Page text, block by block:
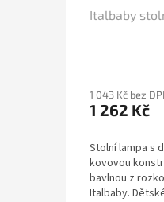
Italbaby
1 043 Kč bez
1 262 Kč
Stolní lampa s
kovovou
bavlnou z
Italbaby.